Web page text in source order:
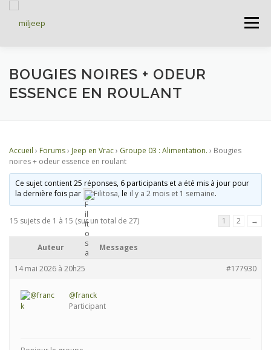
Menu
ACCUEIL ARTICLES PETITES ANNONCES
DOCUMENTATIONS FORUMS
CONNEXION
BOUGIES NOIRES + ODEUR
ESSENCE EN ROULANT
Accueil › Forums› Jeep en Vrac› Groupe 03 : Alimentation. › Bougies
noires + odeur essence en roulant
Ce sujet contient 25 réponses, 6 participants et a été mis à jour pour
la dernière fois par
Filitosa, le il y a 2 mois et 1 semaine.
15 sujets de 1 à 15 (sur un total de 27) 1 2 →
Auteur Messages
14 mai 2026 à 20h25 #177930
@franck
Participant